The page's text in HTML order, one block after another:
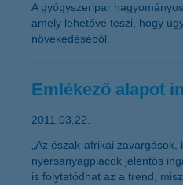
A gyógyszeripar
amely lehetővé teszi, hogy
növekedéséből.
Emlékező alapot
2011.03.22.
„Az észak-afrikai
nyersanyagpiacok jelentős
is folytatódhat az a trend,